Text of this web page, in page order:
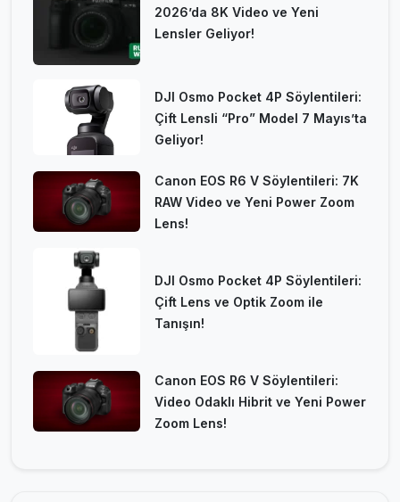
2026’da 8K Video ve Yeni
Lensler Geliyor!
DJI Osmo Pocket 4P Söylentileri:
Çift Lensli “Pro” Model 7 Mayıs’ta
Geliyor!
Canon EOS R6 V Söylentileri: 7K
RAW Video ve Yeni Power Zoom
Lens!
DJI Osmo Pocket 4P Söylentileri:
Çift Lens ve Optik Zoom ile
Tanışın!
Canon EOS R6 V Söylentileri:
Video Odaklı Hibrit ve Yeni Power
Zoom Lens!